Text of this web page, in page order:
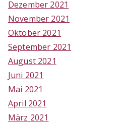
Dezember 2021
November 2021
Oktober 2021
September 2021
August 2021
Juni 2021
Mai 2021
April 2021
März 2021